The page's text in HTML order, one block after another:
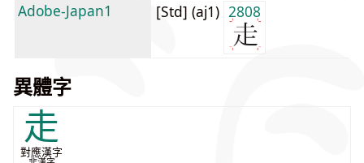
Adobe-Japan1 [Std] (aj1) 2808
異體字
走
對應漢字